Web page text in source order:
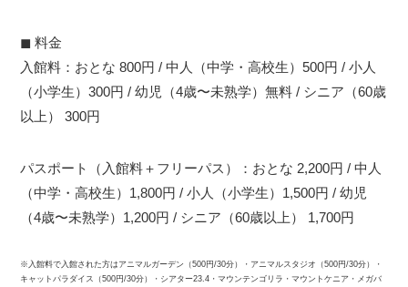
◼︎ 料金
入館料：おとな 800円 / 中人（中学・高校生）500円 / 小人
（小学生）300円 / 幼児（4歳〜未熟学）無料 / シニア（60歳
以上） 300円
パスポート（入館料＋フリーパス）：おとな 2,200円 / 中人
（中学・高校生）1,800円 / 小人（小学生）1,500円 / 幼児
（4歳〜未熟学）1,200円 / シニア（60歳以上） 1,700円
※入館料で入館された方はアニマルガーデン（500円/30分）・アニマルスタジオ（500円/30分）・
キャットパラダイス（500円/30分）・シアター23.4・マウンテンゴリラ・マウントケニア・メガバ